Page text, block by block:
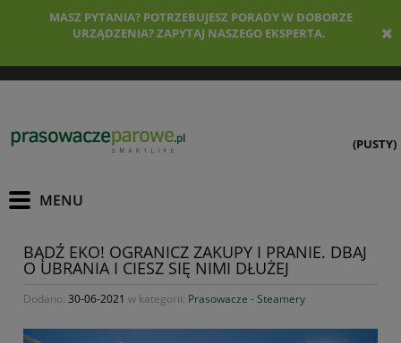
MASZ PYTANIA? POTRZEBUJESZ PORADY W DOBORZE
URZĄDZENIA? ZAPYTAJ NASZEGO EKSPERTA.
(PUSTY)
BĄDŹ EKO! OGRANICZ ZAKUPY I PRANIE. DBAJ
O UBRANIA I CIESZ SIĘ NIMI DŁUŻEJ
Dodano: 30-06-2021 w kategorii: Prasowacze - Steamery